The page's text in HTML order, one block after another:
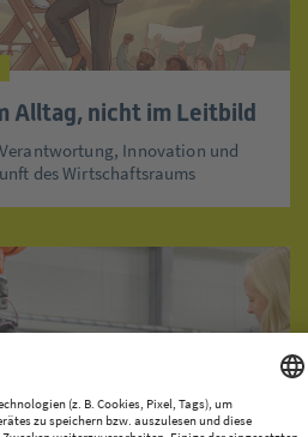
Alltag, nicht im Leitbild
Innovation und
des Wirtschaftsraums